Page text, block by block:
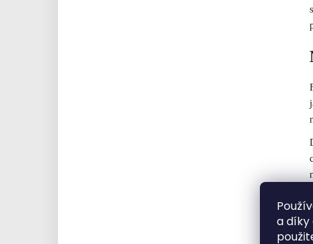
a díky